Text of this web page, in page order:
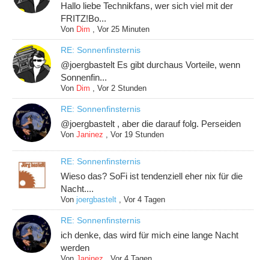
Hallo liebe Technikfans, wer sich viel mit der
FRITZ!Bo...
Von Dim ,Vor 25 Minuten
RE: Sonnenfinsternis
@joergbastelt Es gibt durchaus Vorteile, wenn
Sonnenfin...
Von Dim ,Vor 2 Stunden
RE: Sonnenfinsternis
@joergbastelt , aber die darauf folg. Perseiden
VonJaninez ,Vor 19 Stunden
RE: Sonnenfinsternis
Wieso das? SoFi ist tendenziell eher nix für die
Nacht....
Vonjoergbastelt ,Vor 4 Tagen
RE: Sonnenfinsternis
ich denke, das wird für mich eine lange Nacht
werden